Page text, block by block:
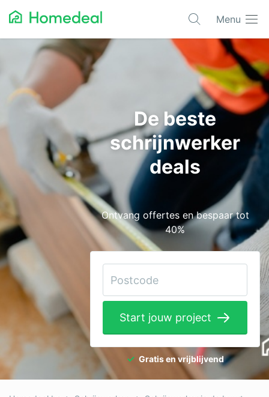
Menu
Populaire projecten
Aannemer
Airco
Alarmsystemen
Architect
Asbest
Bestrating
Cv-ketels
Dakwerken
Elektricien
Gevelwerken
Hekwerken
Hovenier
De beste
schrijnwerker
deals
Ontvang offertes en bespaar tot
40%
Start jouw project
Gratis en vrijblijvend